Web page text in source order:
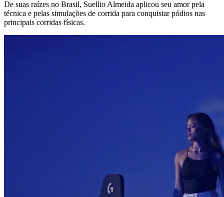
De suas raízes no Brasil, Suellio Almeida aplicou seu amor pela
técnica e pelas simulações de corrida para conquistar pódios nas
principais corridas físicas.